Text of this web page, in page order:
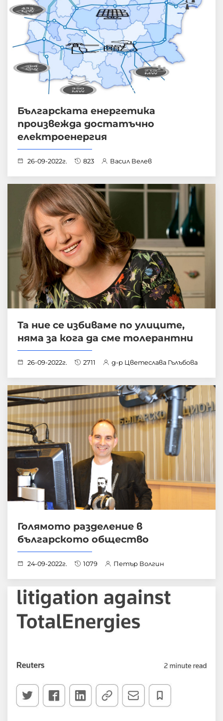
Българската енергетика
произвежда достатъчно
електроенергия
26-09-2022г. 823 Васил Велев
Та ние се избиваме по улиците,
няма за кога да сме толерантни
26-09-2022г. 2711 д-р Цветеслава Гълъбова
Голямото разделение в
българското общество
24-09-2022г. 1079 Петър Волгин